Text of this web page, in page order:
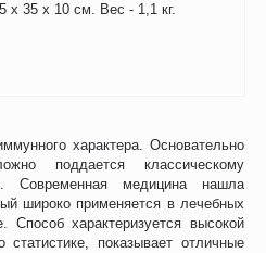
характера. Основательно
поддается классическому
Современная медицина нашла
широко применяется в лечебных
Способ характеризуется высокой
показывает отличные
x 35 x 10 см. Вес - 1,1 кг.